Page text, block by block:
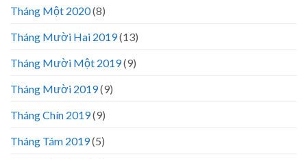
Tháng Một 2020(8)
Tháng Mười Hai 2019(13)
Tháng Mười Một 2019(9)
Tháng Mười 2019(9)
Tháng Chín 2019(9)
Tháng Tám 2019(5)